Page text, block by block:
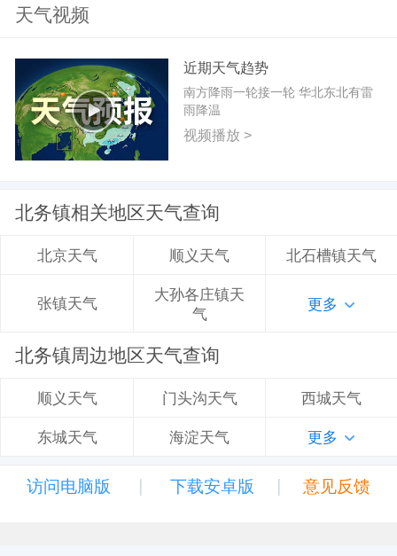
天气视频
近期天气趋势
南方降雨一轮接一轮 华北东北有雷
雨降温
视频播放 >
北务镇相关地区天气查询
北京天气 顺义天气 北石槽镇天气
张镇天气
大孙各庄镇天
气
更多
北务镇周边地区天气查询
顺义天气 门头沟天气 西城天气
东城天气 海淀天气 更多
访问电脑版 | 下载安卓版 | 意见反馈